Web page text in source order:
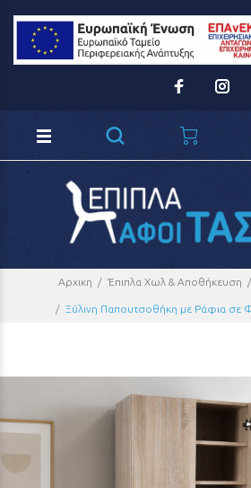
Αρχικη Έπιπλα Χωλ & Αποθήκευση
Ξύλινη Παπουτσοθήκη με Ράφια σε